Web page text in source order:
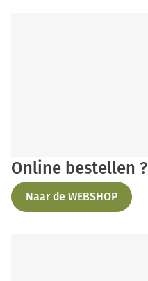
Online bestellen ?
Naar de WEBSHOP